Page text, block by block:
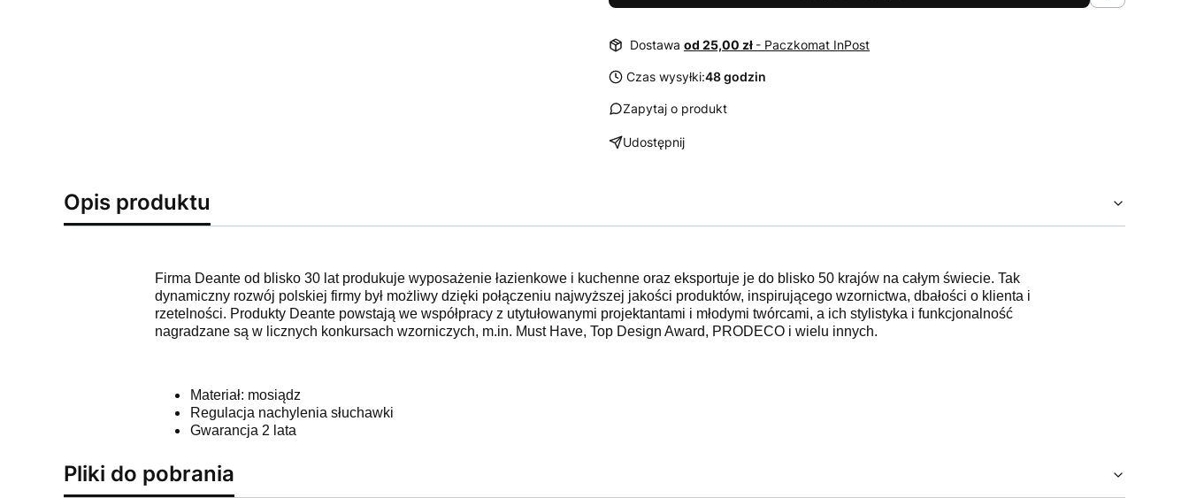
Dostawa od 25,00 zł - Paczkomat InPost
Czas wysyłki:48 godzin
Zapytaj o produkt
Udostępnij
Opis produktu
Firma Deante od blisko 30 lat produkuje wyposażenie łazienkowe i kuchenne oraz eksportuje je do blisko 50 krajów na całym świecie. Tak
dynamiczny rozwój polskiej firmy był możliwy dzięki połączeniu najwyższej jakości produktów, inspirującego wzornictwa, dbałości o klienta i
rzetelności. Produkty Deante powstają we współpracy z utytułowanymi projektantami i młodymi twórcami, a ich stylistyka i funkcjonalność
nagradzane są w licznych konkursach wzorniczych, m.in. Must Have, Top Design Award, PRODECO i wielu innych.
Materiał: mosiądz
Regulacja nachylenia słuchawki
Gwarancja 2 lata
Pliki do pobrania